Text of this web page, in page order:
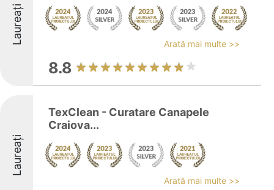
Laureați Arată mai multe >>
8.8
Laureați
TexClean - Curatare Canapele
Craiova...
Arată mai multe >>